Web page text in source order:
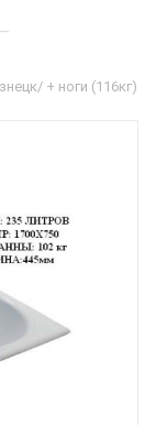
+ ноги (116кг)